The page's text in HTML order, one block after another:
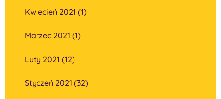
Kwiecień 2021 (1)
Marzec 2021 (1)
Luty 2021 (12)
Styczeń 2021 (32)